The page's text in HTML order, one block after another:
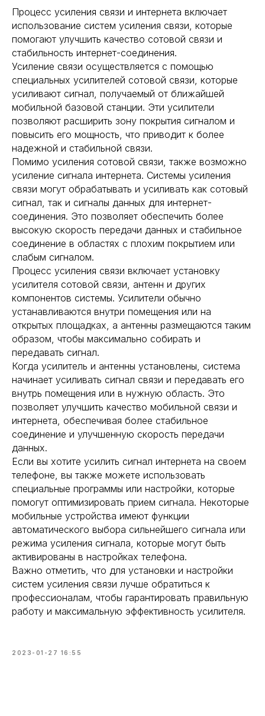
Процесс усиления связи и интернета включает
использование систем усиления связи, которые
помогают улучшить качество сотовой связи и
стабильность интернет-соединения.
Усиление связи осуществляется с помощью
специальных усилителей сотовой связи, которые
усиливают сигнал, получаемый от ближайшей
мобильной базовой станции. Эти усилители
позволяют расширить зону покрытия сигналом и
повысить его мощность, что приводит к более
надежной и стабильной связи.
Помимо усиления сотовой связи, также возможно
усиление сигнала интернета. Системы усиления
связи могут обрабатывать и усиливать как сотовый
сигнал, так и сигналы данных для интернет-
соединения. Это позволяет обеспечить более
высокую скорость передачи данных и стабильное
соединение в областях с плохим покрытием или
слабым сигналом.
Процесс усиления связи включает установку
усилителя сотовой связи, антенн и других
компонентов системы. Усилители обычно
устанавливаются внутри помещения или на
открытых площадках, а антенны размещаются таким
образом, чтобы максимально собирать и
передавать сигнал.
Когда усилитель и антенны установлены, система
начинает усиливать сигнал связи и передавать его
внутрь помещения или в нужную область. Это
позволяет улучшить качество мобильной связи и
интернета, обеспечивая более стабильное
соединение и улучшенную скорость передачи
данных.
Если вы хотите усилить сигнал интернета на своем
телефоне, вы также можете использовать
специальные программы или настройки, которые
помогут оптимизировать прием сигнала. Некоторые
мобильные устройства имеют функции
автоматического выбора сильнейшего сигнала или
режима усиления сигнала, которые могут быть
активированы в настройках телефона.
Важно отметить, что для установки и настройки
систем усиления связи лучше обратиться к
профессионалам, чтобы гарантировать правильную
работу и максимальную эффективность усилителя.
2023-01-27 16:55